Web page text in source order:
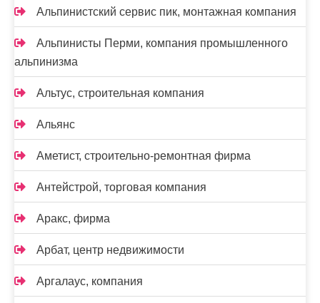
Альпинистский сервис пик, монтажная компания
Альпинисты Перми, компания промышленного
альпинизма
Альтус, строительная компания
Альянс
Аметист, строительно-ремонтная фирма
Антейстрой, торговая компания
Аракс, фирма
Арбат, центр недвижимости
Аргалаус, компания